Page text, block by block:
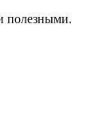
полезными.